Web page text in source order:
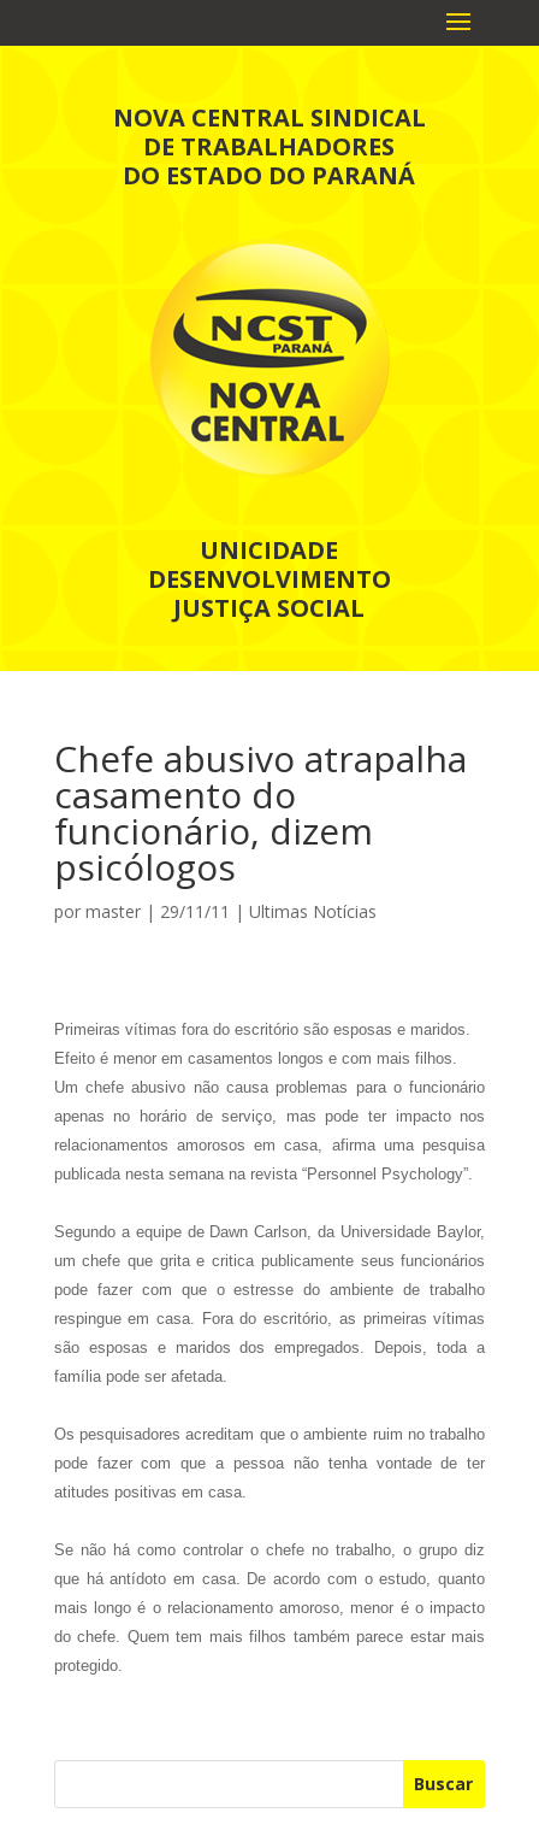
NOVA CENTRAL SINDICAL
DE TRABALHADORES
DO ESTADO DO PARANÁ
UNICIDADE
DESENVOLVIMENTO
JUSTIÇA SOCIAL
Chefe abusivo atrapalha
casamento do
funcionário, dizem
psicólogos
por master| 29/11/11 | Ultimas Notícias
Primeiras vítimas fora do escritório são esposas e maridos.
Efeito é menor em casamentos longos e com mais filhos.
Um chefe abusivo não causa problemas para o funcionário
apenas no horário de serviço, mas pode ter impacto nos
relacionamentos amorosos em casa, afirma uma pesquisa
publicada nesta semana na revista “Personnel Psychology”.
Segundo a equipe de Dawn Carlson, da Universidade Baylor,
um chefe que grita e critica publicamente seus funcionários
pode fazer com que o estresse do ambiente de trabalho
respingue em casa. Fora do escritório, as primeiras vítimas
são esposas e maridos dos empregados. Depois, toda a
família pode ser afetada.
Os pesquisadores acreditam que o ambiente ruim no trabalho
pode fazer com que a pessoa não tenha vontade de ter
atitudes positivas em casa.
Se não há como controlar o chefe no trabalho, o grupo diz
que há antídoto em casa. De acordo com o estudo, quanto
mais longo é o relacionamento amoroso, menor é o impacto
do chefe. Quem tem mais filhos também parece estar mais
protegido.
Buscar